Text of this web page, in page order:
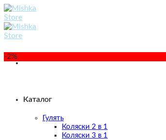
Skip
to
content
Каталог
Гулять
Коляски 2 в 1
Коляски 3 в 1
-2%